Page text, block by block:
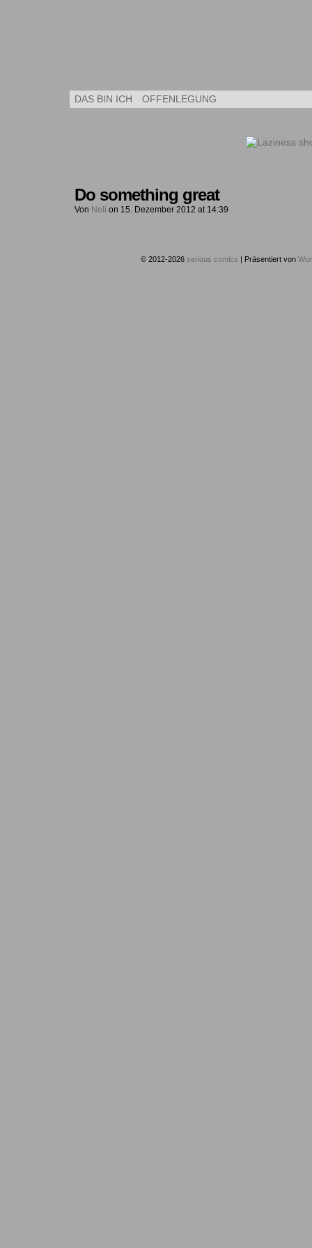
DAS BIN ICH OFFENLEGUNG
Do something great
Von Neli on 15. Dezember 2012 at 14:39
© 2012-2026 serious comics | Präsentiert von